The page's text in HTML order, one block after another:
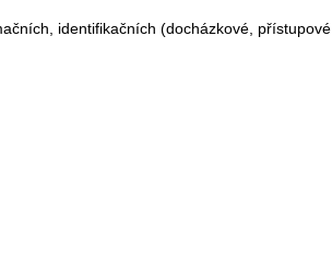
identifikačních (docházkové, přístupové